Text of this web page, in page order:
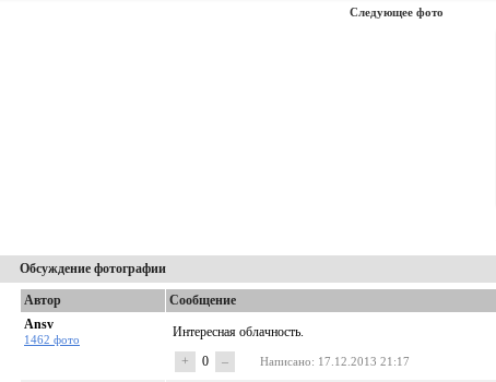
Следующее фото
Обсуждение фотографии
Автор
Сообщение
Ansv
1462 фото
Интересная облачность.
+
0 – Написано: 17.12.2013 21:17